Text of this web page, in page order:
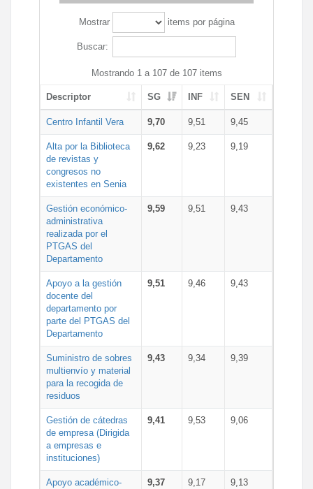
Mostrar items por página
Buscar:
Mostrando 1 a 107 de 107 items
Descriptor SG INF SEN
Centro Infantil Vera 9,70 9,51 9,45
Alta por la Biblioteca
de revistas y
congresos no
existentes en Senia
9,62 9,23 9,19
Gestión económico-
administrativa
realizada por el
PTGAS del
Departamento
9,59 9,51 9,43
Apoyo a la gestión
docente del
departamento por
parte del PTGAS del
Departamento
9,51 9,46 9,43
Suministro de sobres
multienvío y material
para la recogida de
residuos
9,43 9,34 9,39
Gestión de cátedras
de empresa (Dirigida
a empresas e
instituciones)
9,41 9,53 9,06
Apoyo académico-
9,37 9,17 9,13